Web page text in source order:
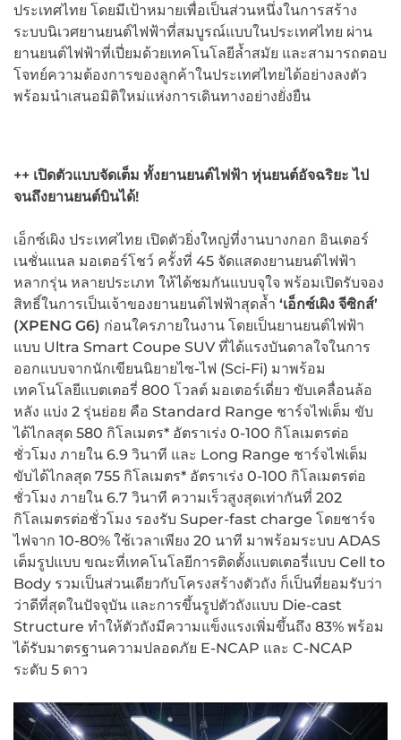
ประเทศไทย โดยมีเป้าหมายเพื่อเป็นส่วนหนึ่งในการสร้าง
ระบบนิเวศยานยนต์ไฟฟ้าที่สมบูรณ์แบบในประเทศไทย ผ่าน
ยานยนต์ไฟฟ้าที่เปี่ยมด้วยเทคโนโลยีล้ำสมัย และสามารถตอบ
โจทย์ความต้องการของลูกค้าในประเทศไทยได้อย่างลงตัว
พร้อมนำเสนอมิติใหม่แห่งการเดินทางอย่างยั่งยืน
++ เปิดตัวแบบจัดเต็ม ทั้งยานยนต์ไฟฟ้า หุ่นยนต์อัจฉริยะ ไป
จนถึงยานยนต์บินได้!
เอ็กซ์เผิง ประเทศไทย เปิดตัวยิ่งใหญ่ที่งานบางกอก อินเตอร์
เนชั่นแนล มอเตอร์โชว์ ครั้งที่ 45 จัดแสดงยานยนต์ไฟฟ้า
หลากรุ่น หลายประเภท ให้ได้ชมกันแบบจุใจ พร้อมเปิดรับจอง
สิทธิ์ในการเป็นเจ้าของยานยนต์ไฟฟ้าสุดล้ำ ‘เอ็กซ์เผิง จีซิกส์’
(XPENG G6) ก่อนใครภายในงาน โดยเป็นยานยนต์ไฟฟ้า
แบบ Ultra Smart Coupe SUV ที่ได้แรงบันดาลใจในการ
ออกแบบจากนักเขียนนิยายไซ-ไฟ (Sci-Fi) มาพร้อม
เทคโนโลยีแบตเตอรี่ 800 โวลต์ มอเตอร์เดี่ยว ขับเคลื่อนล้อ
หลัง แบ่ง 2 รุ่นย่อย คือ Standard Range ชาร์จไฟเต็ม ขับ
ได้ไกลสุด 580 กิโลเมตร* อัตราเร่ง 0-100 กิโลเมตรต่อ
ชั่วโมง ภายใน 6.9 วินาที และ Long Range ชาร์จไฟเต็ม
ขับได้ไกลสุด 755 กิโลเมตร* อัตราเร่ง 0-100 กิโลเมตรต่อ
ชั่วโมง ภายใน 6.7 วินาที ความเร็วสูงสุดเท่ากันที่ 202
กิโลเมตรต่อชั่วโมง รองรับ Super-fast charge โดยชาร์จ
ไฟจาก 10-80% ใช้เวลาเพียง 20 นาที มาพร้อมระบบ ADAS
เต็มรูปแบบ ขณะที่เทคโนโลยีการติดตั้งแบตเตอรี่แบบ Cell to
Body รวมเป็นส่วนเดียวกับโครงสร้างตัวถัง ก็เป็นที่ยอมรับว่า
ว่าดีที่สุดในปัจจุบัน และการขึ้นรูปตัวถังแบบ Die-cast
Structure ทำให้ตัวถังมีความแข็งแรงเพิ่มขึ้นถึง 83% พร้อม
ได้รับมาตรฐานความปลอดภัย E-NCAP และ C-NCAP
ระดับ 5 ดาว